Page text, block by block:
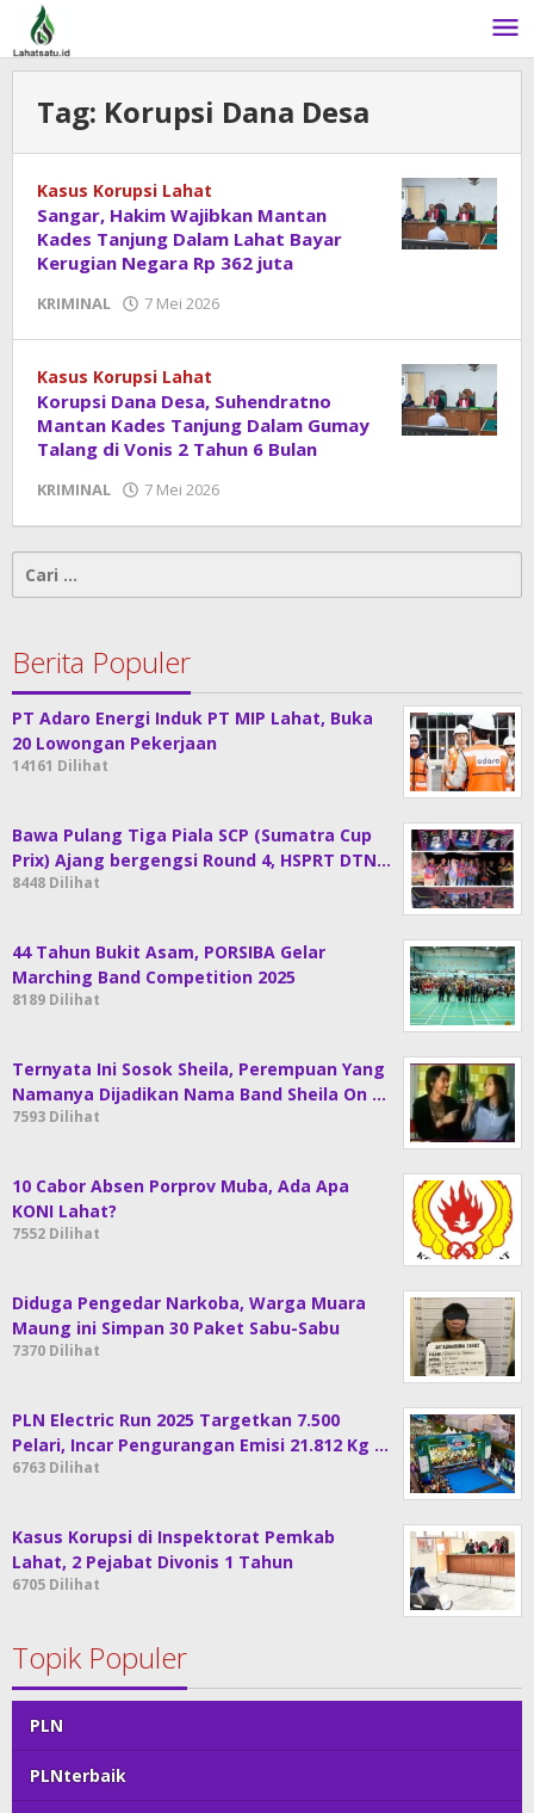
Lewati
konten
Tag: Korupsi Dana Desa
Kasus Korupsi Lahat
Sangar, Hakim Wajibkan Mantan
Kades Tanjung Dalam Lahat Bayar
Kerugian Negara Rp 362 juta
KRIMINAL 7 Mei 2026
Kasus Korupsi Lahat
Korupsi Dana Desa, Suhendratno
Mantan Kades Tanjung Dalam Gumay
Talang di Vonis 2 Tahun 6 Bulan
KRIMINAL 7 Mei 2026
Cari
untuk:
Berita Populer
PT Adaro Energi Induk PT MIP Lahat, Buka
20 Lowongan Pekerjaan
14161 Dilihat
Bawa Pulang Tiga Piala SCP (Sumatra Cup
Prix) Ajang bergengsi Round 4, HSPRT DTN…
8448 Dilihat
44 Tahun Bukit Asam, PORSIBA Gelar
Marching Band Competition 2025
8189 Dilihat
Ternyata Ini Sosok Sheila, Perempuan Yang
Namanya Dijadikan Nama Band Sheila On …
7593 Dilihat
10 Cabor Absen Porprov Muba, Ada Apa
KONI Lahat?
7552 Dilihat
Diduga Pengedar Narkoba, Warga Muara
Maung ini Simpan 30 Paket Sabu-Sabu
7370 Dilihat
PLN Electric Run 2025 Targetkan 7.500
Pelari, Incar Pengurangan Emisi 21.812 Kg …
6763 Dilihat
Kasus Korupsi di Inspektorat Pemkab
Lahat, 2 Pejabat Divonis 1 Tahun
6705 Dilihat
Topik Populer
PLN
PLNterbaik